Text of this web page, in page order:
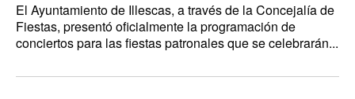
El Ayuntamiento de Illescas, a través de la Concejalía de
Fiestas, presentó oficialmente la programación de
conciertos para las fiestas patronales que se celebrarán...